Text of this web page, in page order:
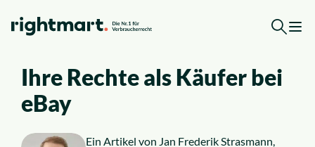
Top-Rechtsgebiete
Kostenlose Erstberatung
Ihre Rechte als Käufer bei
eBay
Ein Artikel von Jan Frederik Strasmann,